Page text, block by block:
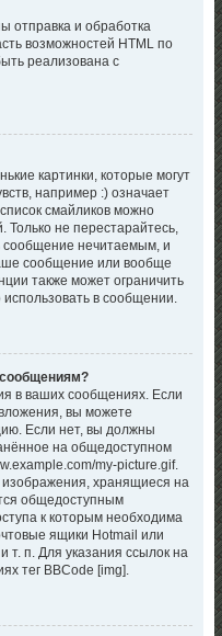
отправка и обработка
возможностей HTML по
реализована с
картинки, которые могут
например :) означает
смайликов можно
не перестарайтесь,
сообщение нечитаемым, и
сообщение или вообще
также может ограничить
в сообщении.
в ваших сообщениях. Если
вы можете
Если нет, вы должны
на общедоступном
my-picture.gif.
хранящиеся на
общедоступным
к которым необходима
ящики Hotmail или
п. Для указания ссылок на
тег BBCode [img].